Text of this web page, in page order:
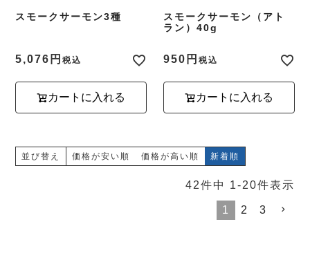
スモークサーモン3種
5,076 税込
カートに入れる
スモークサーモン（アト
ラン）40g
950 税込
カートに入れる
並び替え 価格が安い順 価格が高い順 新着順
42件中 1-20件表示
1 2 3